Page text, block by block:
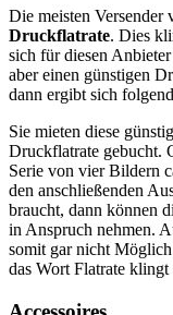
Die meisten Versender
Druckflatrate. Dies
sich für diesen
aber einen günstigen
dann ergibt sich
Sie mieten diese
Druckflatrate gebucht.
Serie von vier Bildern
den anschließenden
braucht, dann können
in Anspruch nehmen.
somit gar nicht
das Wort Flatrate